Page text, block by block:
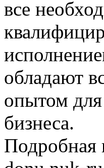
все
обладают
опытом для
бизнеса.
Подробная